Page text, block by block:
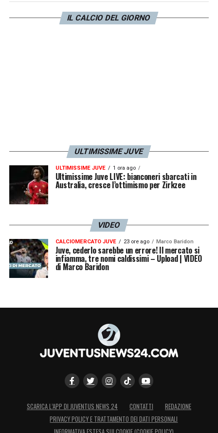
qualche differenza solo sulle componenti
IL CALCIO DEL GIORNO
ULTIMISSIME JUVE
ULTIMISSIME JUVE 1 ora ago
Ultimissime Juve LIVE: bianconeri sbarcati in
Australia, cresce l’ottimismo per Zirkzee
VIDEO
CALCIOMERCATO JUVE 23 ore ago Marco Baridon
Juve, cederlo sarebbe un errore! Il mercato si
infiamma, tre nomi caldissimi – Upload | VIDEO
di Marco Baridon
SCARICA L’APP DI JUVENTUS NEWS 24 CONTATTI
REDAZIONE
PRIVACY POLICY E TRATTAMENTO DEI DATI PERSONALI